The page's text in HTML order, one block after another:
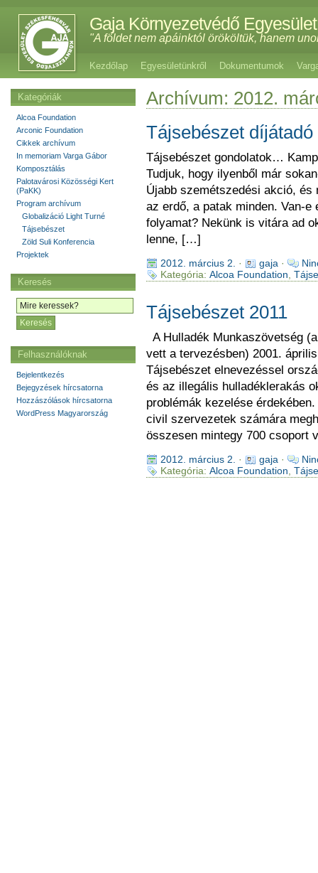
Gaja Környezetvédő Egyesület
"A földet nem apáinktól örököltük, hanem
Kezdőlap Egyesületünkről Dokumentumok
Archívum: 2012.
Tájsebészet
Tájsebészet gondolatok…
Tudjuk, hogy ilyenből már
Újabb szemétszedési akció,
az erdő, a patak minden. Van-
folyamat? Nekünk is vitára ad
lenne, […]
2012. március 2. · gaja ·
Kategória: Alcoa Foundation
Tájsebészet 2011
A Hulladék Munkaszövetség
vett a tervezésben) 2001.
Tájsebészet elnevezéssel
és az illegális hulladéklerakás
problémák kezelése
civil szervezetek számára
összesen mintegy 700 csoport
2012. március 2. · gaja ·
Kategória: Alcoa Foundation
Kategóriák
Alcoa Foundation
Arconic Foundation
Cikkek archívum
In memoriam Varga Gábor
Komposztálás
Palotavárosi Közösségi Kert
(PaKK)
Program archívum
Globalizáció Light Turné
Tájsebészet
Zöld Suli Konferencia
Projektek
Keresés
Felhasználóknak
Bejelentkezés
Bejegyzések hírcsatorna
Hozzászólások hírcsatorna
WordPress Magyarország